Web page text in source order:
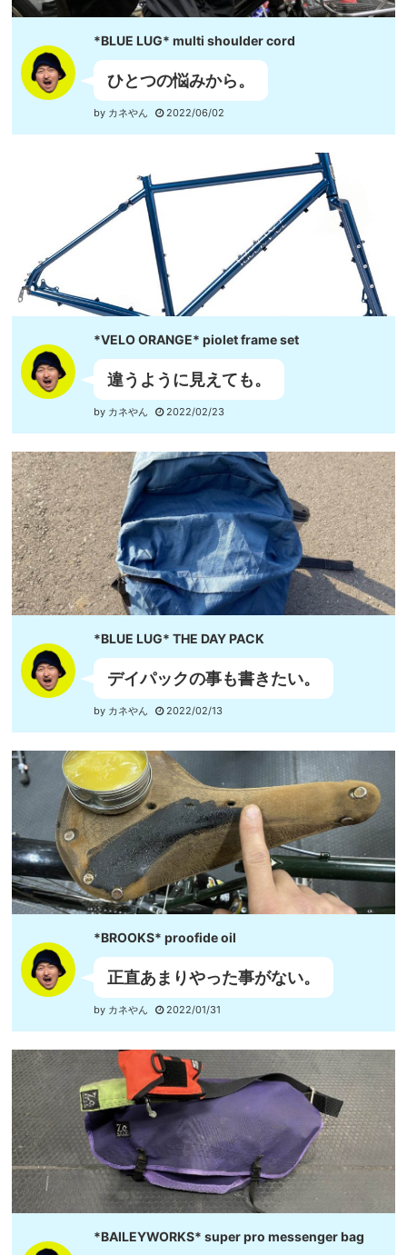
*BLUE LUG* multi shoulder cord
ひとつの悩みから。
by カネやん 2022/06/02
*VELO ORANGE* piolet frame set
違うように見えても。
by カネやん 2022/02/23
*BLUE LUG* THE DAY PACK
デイパックの事も書きたい。
by カネやん 2022/02/13
*BROOKS* proofide oil
正直あまりやった事がない。
by カネやん 2022/01/31
*BAILEYWORKS* super pro messenger bag